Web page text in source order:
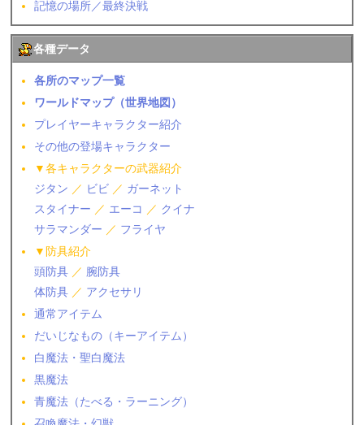
記憶の場所／最終決戦
各種データ
各所のマップ一覧
ワールドマップ（世界地図）
プレイヤーキャラクター紹介
その他の登場キャラクター
▼各キャラクターの武器紹介
ジタン ／ ビビ ／ ガーネット
スタイナー ／ エーコ ／ クイナ
サラマンダー ／ フライヤ
▼防具紹介
頭防具 ／ 腕防具
体防具 ／ アクセサリ
通常アイテム
だいじなもの（キーアイテム）
白魔法・聖白魔法
黒魔法
青魔法（たべる・ラーニング）